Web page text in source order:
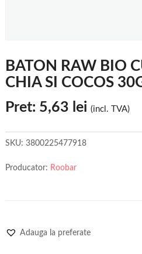
BATON RAW BIO
CHIA SI COCOS
Pret: 5,63 lei (incl. TVA)
SKU: 3800225477918
Producator: Roobar
Adauga la preferate